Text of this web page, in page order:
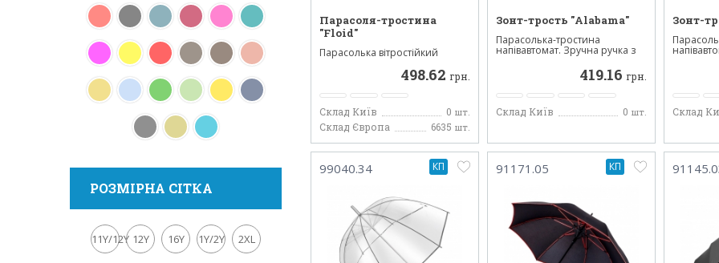
Парасоля-тростина
"Floid"
Парасолька вітростійкий
виготовлений зі скловолокн...
498.62 грн.
Склад Київ 0 шт.
Склад Європа 6635 шт.
Зонт-трость "Alabama"
Парасолька-тростина
напівавтомат. Зручна ручка з
419.16 грн.
Склад Київ 0 шт.
Зонт-
Склад
99040.34 КП 91171.05 КП
РОЗМІРНА СІТКА
11Y/12Y 12Y 16Y 1Y/2Y 2XL